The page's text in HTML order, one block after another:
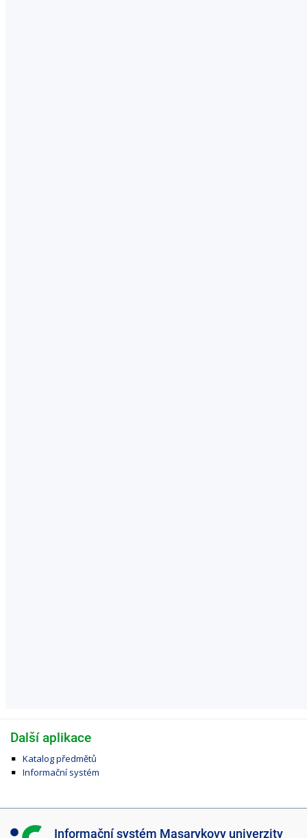
Další aplikace
Katalog předmětů
Informační systém
I Informační systém Masarykovy univerzity